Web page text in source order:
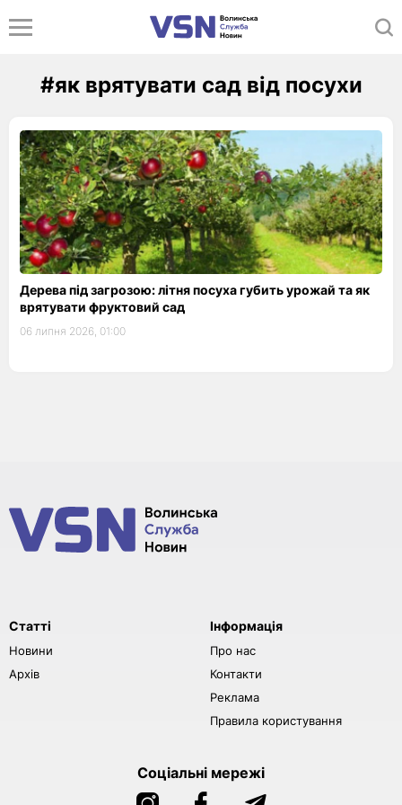
#як врятувати сад від посухи
Дерева під загрозою: літня посуха губить урожай та як
врятувати фруктовий сад
06 липня 2026, 01:00
Статті
Новини
Архів
Інформація
Про нас
Контакти
Реклама
Правила користування
Соціальні мережі